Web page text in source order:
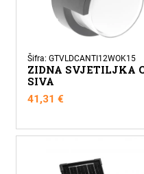
Šifra: GTVLDCANTI12WOK15
ZIDNA SVJETILJKA
SIVA
41,31€